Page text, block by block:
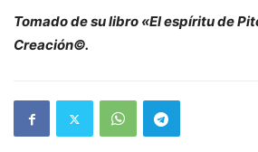
Tomado de su libro «El espíritu de
Creación©.